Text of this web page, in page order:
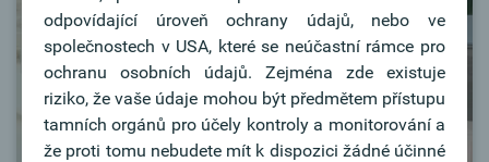
odpovídající úroveň ochrany údajů, nebo ve
společnostech v USA, které se neúčastní rámce pro
ochranu osobních údajů. Zejména zde existuje
riziko, že vaše údaje mohou být předmětem přístupu
tamních orgánů pro účely kontroly a monitorování a
že proti tomu nebudete mít k dispozici žádné účinné